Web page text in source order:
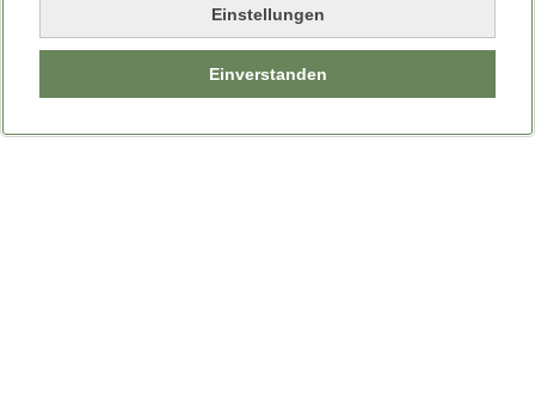
Einstellungen
Einverstanden